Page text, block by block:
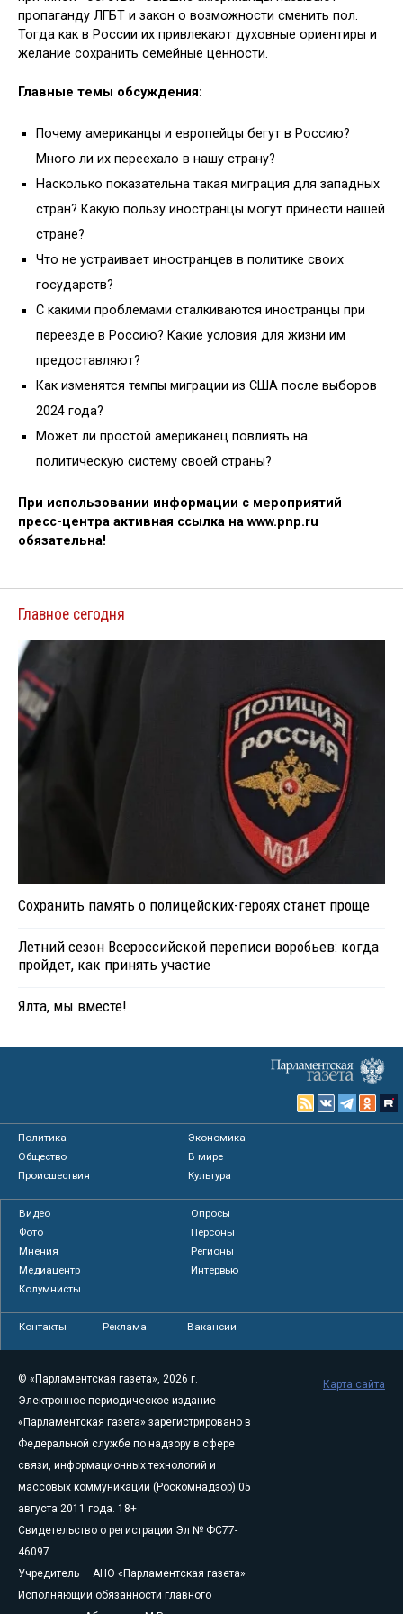
пропаганду ЛГБТ и закон о возможности сменить пол.
Тогда как в России их привлекают духовные ориентиры и
желание сохранить семейные ценности.
Главные темы обсуждения:
Почему американцы и европейцы бегут в Россию?
Много ли их переехало в нашу страну?
Насколько показательна такая миграция для западных
стран? Какую пользу иностранцы могут принести нашей
стране?
Что не устраивает иностранцев в политике своих
государств?
С какими проблемами сталкиваются иностранцы при
переезде в Россию? Какие условия для жизни им
предоставляют?
Как изменятся темпы миграции из США после выборов
2024 года?
Может ли простой американец повлиять на
политическую систему своей страны?
При использовании информации с мероприятий
пресс-центра активная ссылка на www.pnp.ru
обязательна!
Главное сегодня
Сохранить память о полицейских-героях станет проще
Летний сезон Всероссийской переписи воробьев: когда
пройдет, как принять участие
Ялта, мы вместе!
Политика
Экономика
Общество
В мире
Происшествия
Культура
Видео
Опросы
Фото
Персоны
Мнения
Регионы
Медиацентр
Интервью
Колумнисты
Контакты Реклама Вакансии
© «Парламентская газета», 2026 г.
Электронное периодическое издание
«Парламентская газета» зарегистрировано в
Федеральной службе по надзору в сфере
связи, информационных технологий и
массовых коммуникаций (Роскомнадзор) 05
августа 2011 года. 18+
Свидетельство о регистрации Эл № ФС77-
46097
Учредитель — АНО «Парламентская газета»
Исполняющий обязанности главного
Карта сайта